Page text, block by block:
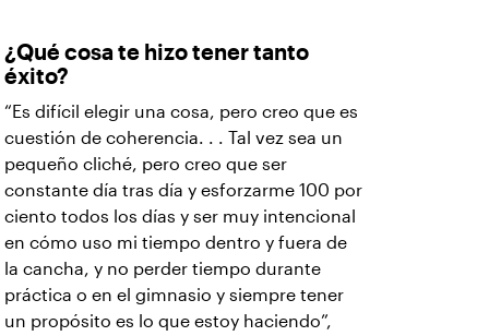
¿Qué cosa te hizo tener tanto
éxito?
“Es difícil elegir una cosa, pero creo que es
cuestión de coherencia. . . Tal vez sea un
pequeño cliché, pero creo que ser
constante día tras día y esforzarme 100 por
ciento todos los días y ser muy intencional
en cómo uso mi tiempo dentro y fuera de
la cancha, y no perder tiempo durante
práctica o en el gimnasio y siempre tener
un propósito es lo que estoy haciendo”,